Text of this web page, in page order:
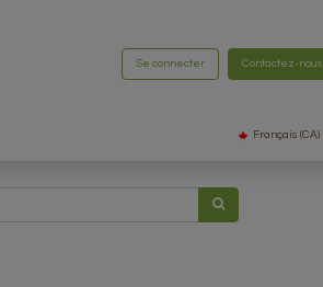
Se connecter Contactez-nous
Français (CA)